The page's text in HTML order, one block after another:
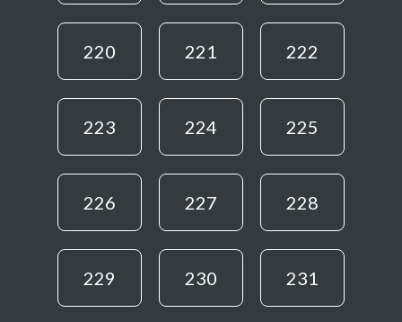
220 221 222
223 224 225
226 227 228
229 230 231